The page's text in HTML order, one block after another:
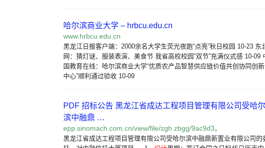
哈尔滨商业大学 – hrbcu.edu.cn
www.hrbcu.edu.cn
黑龙江日报客户端：2000余名大学生荧光夜跑“点亮”秋日校园 10-23 东
网：猜灯谜、服装表演、美食节 我省高校校园“双节”充满仪式感 10-09
国教育在线：哈尔滨商业大学“优质农产品智慧供应链价值共创协同创新
中心”顺利通过验收 10-09
PDF 招标公告 黑龙江省成达工程项目管理有限公司受哈尔
滨中融鼎 …
epp.sinomach.com.cn/view/file/zgh zbgg/9ac9d3。
黑龙江省成达工程项目管理有限公司受哈尔滨中融鼎新置业有限公司的